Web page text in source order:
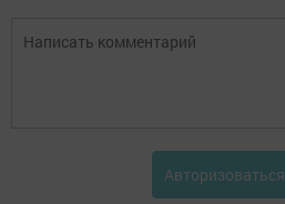
Авторизоваться